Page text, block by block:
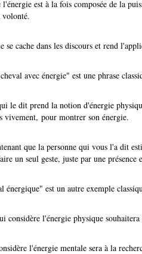
est à la fois composée de la
se cache dans les discours et rend
avec énergie" est une phrase
le dit prend la notion d'énergie
vivement, pour montrer son énergie.
que la personne qui vous l'a dit
un seul geste, juste par une
énergique" est un autre exemple
considère l'énergie physique
l'énergie mentale sera à la